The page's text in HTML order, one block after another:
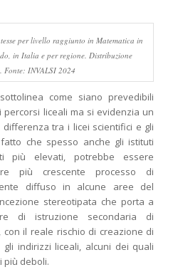
per livello raggiunto in Matematica in
in Italia e per regione. Distribuzione
Fonte: INVALSI 2024
come siano prevedibili
liceali ma si evidenzia un
differenza tra i licei scientifici e gli
che spesso anche gli istituti
più elevati, potrebbe essere
più crescente processo di
diffuso in alcune aree del
stereotipata che porta a
di istruzione secondaria di
con il reale rischio di creazione di
indirizzi liceali, alcuni dei quali
più deboli.